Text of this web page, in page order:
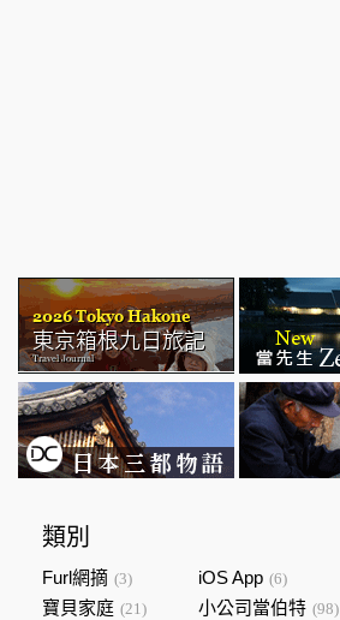
類別
Furl網摘 (3) iOS App (6)
寶貝家庭 (21) 小公司當伯特 (98)